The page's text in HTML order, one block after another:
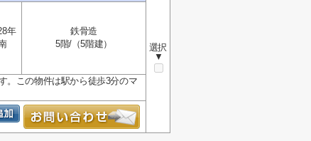
選択
▼
年
鉄骨造
5階/（5階建）
。この物件は駅から徒歩3分のマ